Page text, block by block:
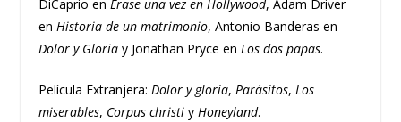
DiCaprio en Érase una vez en Hollywood, Adam Driver
en Historia de un matrimonio, Antonio Banderas en
Dolor y Gloriay Jonathan Pryce en Los dos papas.
Película Extranjera: Dolor y gloria, Parásitos, Los
miserables, Corpus christiy Honeyland.